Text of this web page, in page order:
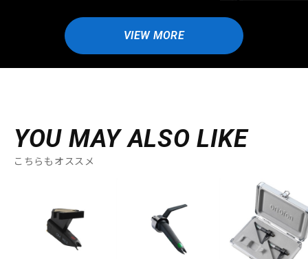
VIEW MORE
YOU MAY ALSO LIKE
こちらもオススメ